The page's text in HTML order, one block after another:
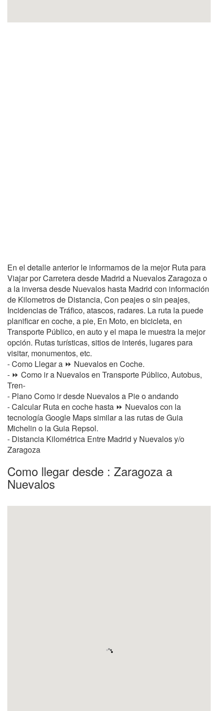
En el detalle anterior le informamos de la mejor Ruta para
Viajar por Carretera desde Madrid a Nuevalos Zaragoza o
a la inversa desde Nuevalos hasta Madrid con información
de Kilometros de Distancia, Con peajes o sin peajes,
Incidencias de Tráfico, atascos, radares. La ruta la puede
planificar en coche, a pie, En Moto, en bicicleta, en
Transporte Público, en auto y el mapa le muestra la mejor
opción. Rutas turísticas, sitios de interés, lugares para
visitar, monumentos, etc.
- Como Llegar a ⏩ Nuevalos en Coche.
- ⏩ Como ir a Nuevalos en Transporte Público, Autobus,
Tren-
- Plano Como ir desde Nuevalos a Pie o andando
- Calcular Ruta en coche hasta ⏩ Nuevalos con la
tecnología Google Maps similar a las rutas de Guia
Michelin o la Guia Repsol.
- Distancia Kilométrica Entre Madrid y Nuevalos y/o
Zaragoza
Como llegar desde : Zaragoza a
Nuevalos